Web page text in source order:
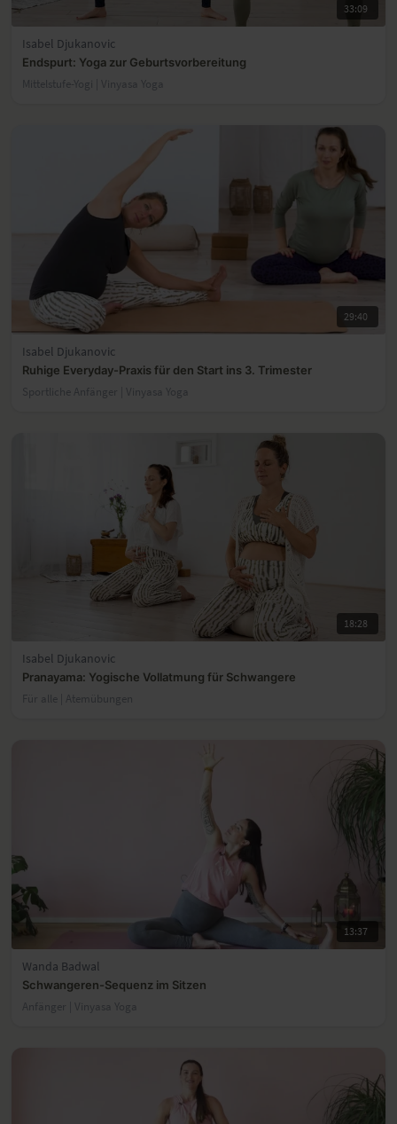
33:09
Isabel Djukanovic
Endspurt: Yoga zur Geburtsvorbereitung
Mittelstufe-Yogi | Vinyasa Yoga
29:40
Isabel Djukanovic
Ruhige Everyday-Praxis für den Start ins 3. Trimester
Sportliche Anfänger | Vinyasa Yoga
18:28
Isabel Djukanovic
Pranayama: Yogische Vollatmung für Schwangere
Für alle | Atemübungen
13:37
Wanda Badwal
Schwangeren-Sequenz im Sitzen
Anfänger | Vinyasa Yoga